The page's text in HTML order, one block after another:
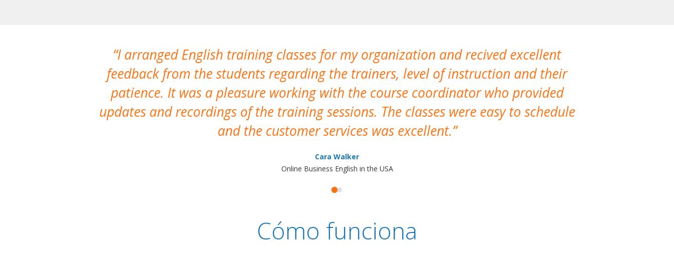
I arranged English training classes for my organization and recived excellent
feedback from the students regarding the trainers, level of instruction and their
patience. It was a pleasure working with the course coordinator who provided
updates and recordings of the training sessions. The classes were easy to schedule
and the customer services was excellent.
Cara Walker
Online Business English in the USA
Cómo funciona